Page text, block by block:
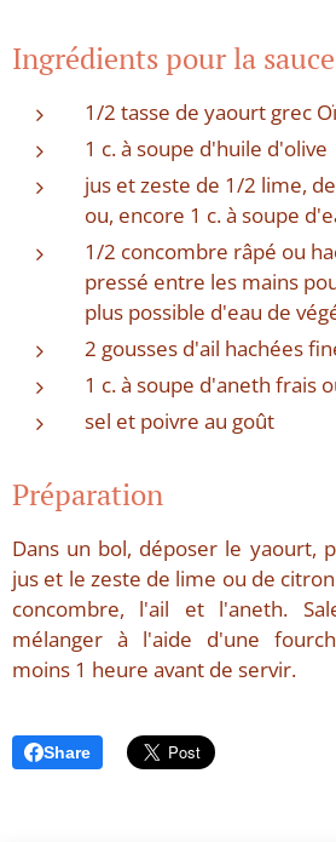
Ingrédients pour la
1/2 tasse de yaourt grec
1 c. à soupe d'huile d'olive
jus et zeste de 1/2 lime,
ou, encore 1 c. à soupe
1/2 concombre râpé ou
pressé entre les mains
plus possible d'eau de
2 gousses d'ail hachées
1 c. à soupe d'aneth frais
sel et poivre au goût
Préparation
Dans un bol, déposer le yaourt,
jus et le zeste de lime ou de
concombre, l'ail et l'aneth.
mélanger à l'aide d'une
moins 1 heure avant de servir.
Share